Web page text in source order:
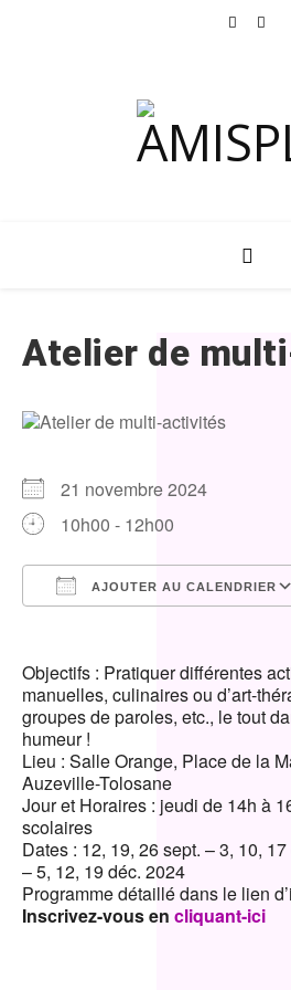
Atelier de
21 novembre 2024
10h00 - 12h00
AJOUTER AU CALENDRIER
Objectifs : Pratiquer différentes
manuelles, culinaires ou d’art-
groupes de paroles, etc., le tout
humeur !
Lieu : Salle Orange, Place de la
Auzeville-Tolosane
Jour et Horaires : jeudi de 14h à
scolaires
Dates : 12, 19, 26 sept. – 3, 10,
– 5, 12, 19 déc. 2024
Programme détaillé dans le lien
Inscrivez-vous en cliquant-ici